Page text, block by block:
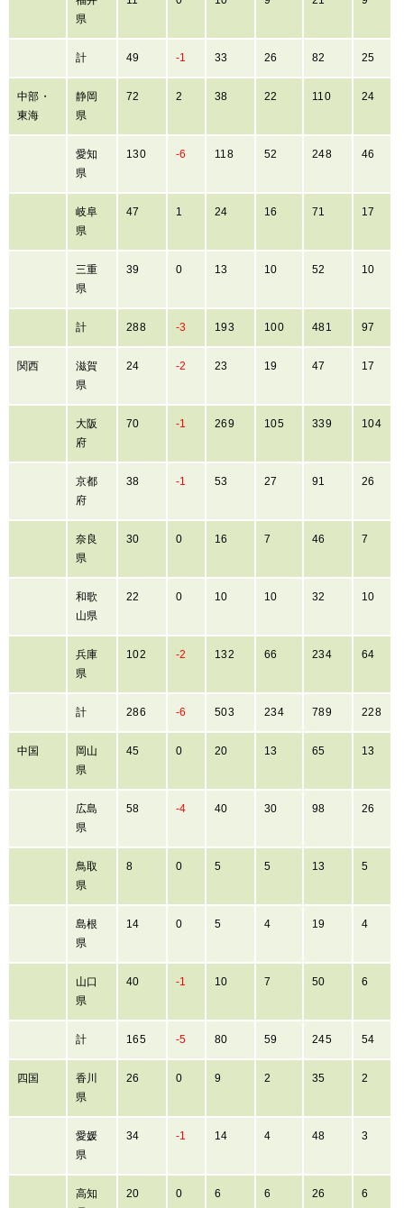
県
計 49 -1 33 26 82 25
中部・
東海
静岡
県
72 2 38 22 110 24
愛知
県
130 -6 118 52 248 46
岐阜
県
47 1 24 16 71 17
三重
県
39 0 13 10 52 10
計 288 -3 193 100 481 97
関西
滋賀
県
24 -2 23 19 47 17
大阪
府
70 -1 269 105 339 104
京都
府
38 -1 53 27 91 26
奈良
県
30 0 16 7 46 7
和歌
山県
22 0 10 10 32 10
兵庫
県
102 -2 132 66 234 64
計 286 -6 503 234 789 228
中国
岡山
県
45 0 20 13 65 13
広島
県
58 -4 40 30 98 26
鳥取
県
8 0 5 5 13 5
島根
県
14 0 5 4 19 4
山口
県
40 -1 10 7 50 6
計 165 -5 80 59 245 54
四国
香川
県
26 0 9 2 35 2
愛媛
県
34 -1 14 4 48 3
高知
20 0 6 6 26 6